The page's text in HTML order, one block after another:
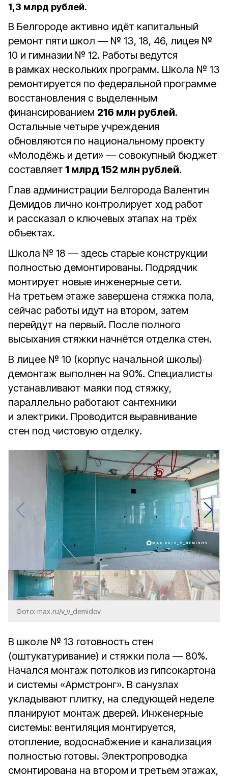
1,3 млрд рублей.
В Белгороде активно идёт капитальный
ремонт пяти школ — № 13, 18, 46, лицея №
10 и гимназии № 12. Работы ведутся
в рамках нескольких программ. Школа № 13
ремонтируется по федеральной программе
восстановления с выделенным
финансированием 216 млн рублей.
Остальные четыре учреждения
обновляются по национальному проекту
«Молодёжь и дети» — совокупный бюджет
составляет 1 млрд 152 млн рублей.
Глав администрации Белгорода Валентин
Демидов лично контролирует ход работ
и рассказал о ключевых этапах на трёх
объектах.
Школа № 18 — здесь старые конструкции
полностью демонтированы. Подрядчик
монтирует новые инженерные сети.
На третьем этаже завершена стяжка пола,
сейчас работы идут на втором, затем
перейдут на первый. После полного
высыхания стяжки начнётся отделка стен.
В лицее № 10 (корпус начальной школы)
демонтаж выполнен на 90%. Специалисты
устанавливают маяки под стяжку,
параллельно работают сантехники
и электрики. Проводится выравнивание
стен под чистовую отделку.
Фото: max.ru/v_v_demidov
В школе № 13 готовность стен
(оштукатуривание) и стяжки пола — 80%.
Начался монтаж потолков из гипсокартона
и системы «Армстронг». В санузлах
укладывают плитку, на следующей неделе
планируют монтаж дверей. Инженерные
системы: вентиляция монтируется,
отопление, водоснабжение и канализация
полностью готовы. Электропроводка
смонтирована на втором и третьем этажах,